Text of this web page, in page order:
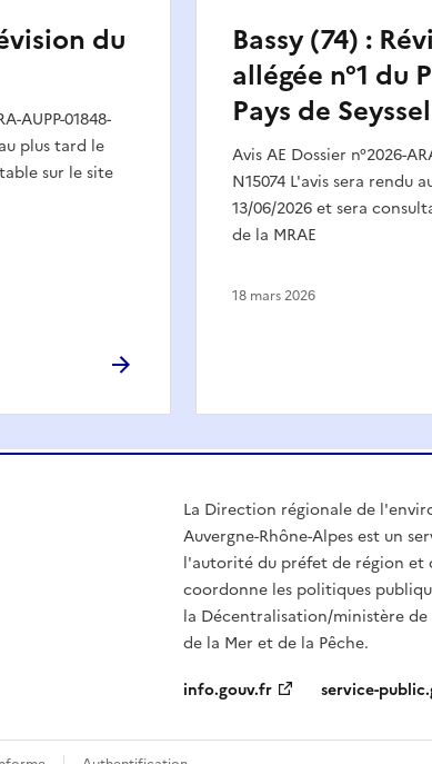
du
AUPP-01848-
plus tard le
sur le site
Bassy (74) :
allégée n°1 du
Pays de Seyssel
Avis AE Dossier n°2026-
N15074 L'avis sera rendu
13/06/2026 et sera
de la MRAE
18 mars 2026
La Direction régionale de
Auvergne-Rhône-Alpes est un
l'autorité du préfet de région et
coordonne les politiques
la Décentralisation/ministère
de la Mer et de la Pêche.
info.gouv.fr
service-